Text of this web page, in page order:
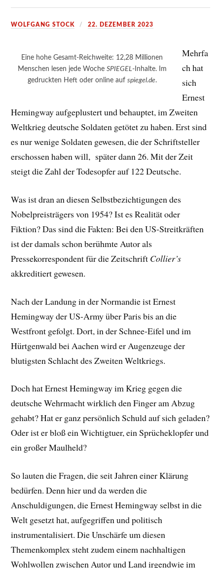
WOLFGANG STOCK 22. DEZEMBER 2023
Eine hohe Gesamt-Reichweite: 12,28 Millionen
Menschen lesen jede Woche SPIEGEL-Inhalte. Im
gedruckten Heft oder online auf spiegel.de.
Mehrfa
ch hat
sich
Ernest
Hemingway aufgeplustert und behauptet, im Zweiten
Weltkrieg deutsche Soldaten getötet zu haben. Erst sind
es nur wenige Soldaten gewesen, die der Schriftsteller
erschossen haben will, später dann 26. Mit der Zeit
steigt die Zahl der Todesopfer auf 122 Deutsche.
Was ist dran an diesen Selbstbezichtigungen des
Nobelpreisträgers von 1954? Ist es Realität oder
Fiktion? Das sind die Fakten: Bei den US-Streitkräften
ist der damals schon berühmte Autor als
Pressekorrespondent für die Zeitschrift Collier’s
akkreditiert gewesen.
Nach der Landung in der Normandie ist Ernest
Hemingway der US-Army über Paris bis an die
Westfront gefolgt. Dort, in der Schnee-Eifel und im
Hürtgenwald bei Aachen wird er Augenzeuge der
blutigsten Schlacht des Zweiten Weltkriegs.
Doch hat Ernest Hemingway im Krieg gegen die
deutsche Wehrmacht wirklich den Finger am Abzug
gehabt? Hat er ganz persönlich Schuld auf sich geladen?
Oder ist er bloß ein Wichtigtuer, ein Sprücheklopfer und
ein großer Maulheld?
So lauten die Fragen, die seit Jahren einer Klärung
bedürfen. Denn hier und da werden die
Anschuldigungen, die Ernest Hemingway selbst in die
Welt gesetzt hat, aufgegriffen und politisch
instrumentalisiert. Die Unschärfe um diesen
Themenkomplex steht zudem einem nachhaltigen
Wohlwollen zwischen Autor und Land irgendwie im